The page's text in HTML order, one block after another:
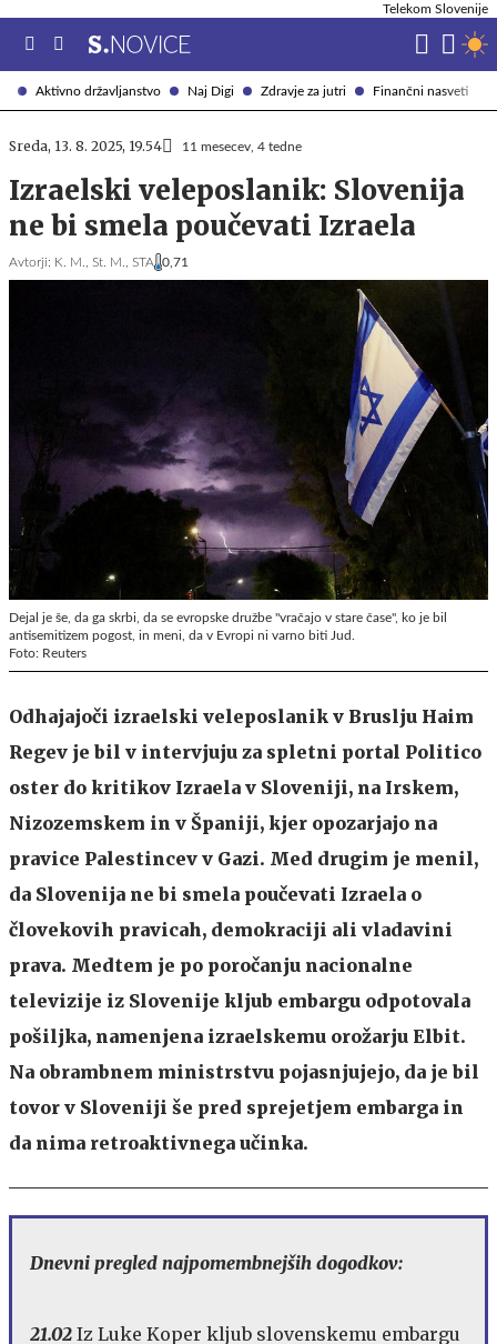
Aktivno državljanstvo Naj Digi Zdravje za jutri Finančni nasveti
Telekom Slovenije
Sreda, 13. 8. 2025, 19.54 11 mesecev, 4 tedne
Izraelski veleposlanik: Slovenija
ne bi smela poučevati Izraela
Avtorji: K. M., St. M., STA 0,71
Dejal je še, da ga skrbi, da se evropske družbe "vračajo v stare čase", ko je bil
antisemitizem pogost, in meni, da v Evropi ni varno biti Jud.
Foto: Reuters
Odhajajoči izraelski veleposlanik v Bruslju Haim
Regev je bil v intervjuju za spletni portal Politico
oster do kritikov Izraela v Sloveniji, na Irskem,
Nizozemskem in v Španiji, kjer opozarjajo na
pravice Palestincev v Gazi. Med drugim je menil,
da Slovenija ne bi smela poučevati Izraela o
človekovih pravicah, demokraciji ali vladavini
prava. Medtem je po poročanju nacionalne
televizije iz Slovenije kljub embargu odpotovala
pošiljka, namenjena izraelskemu orožarju Elbit.
Na obrambnem ministrstvu pojasnjujejo, da je bil
tovor v Sloveniji še pred sprejetjem embarga in
da nima retroaktivnega učinka.
Dnevni pregled najpomembnejših dogodkov:
21.02 Iz Luke Koper kljub slovenskemu embargu